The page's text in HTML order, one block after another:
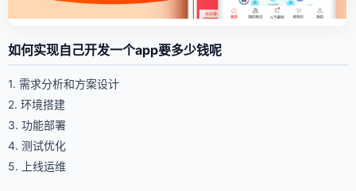
如何实现自己开发一个app要多少钱呢
1. 需求分析和方案设计
2. 环境搭建
3. 功能部署
4. 测试优化
5. 上线运维